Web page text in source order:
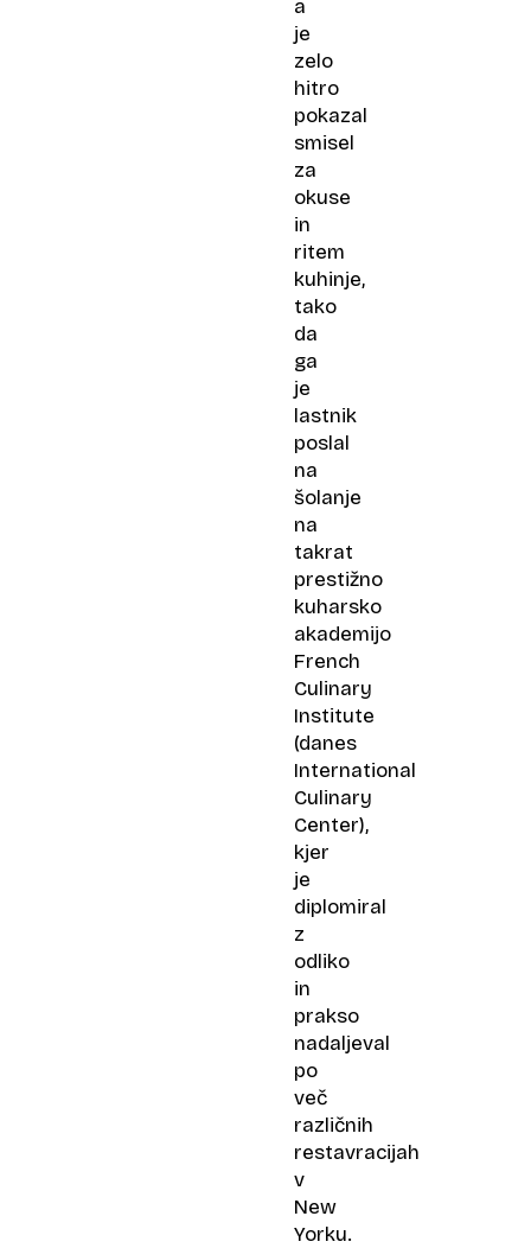
a
je
zelo
hitro
pokazal
smisel
za
okuse
in
ritem
kuhinje,
tako
da
ga
je
lastnik
poslal
na
šolanje
na
takrat
prestižno
kuharsko
akademijo
French
Culinary
Institute
(danes
International
Culinary
Center),
kjer
je
diplomiral
z
odliko
in
prakso
nadaljeval
po
več
različnih
restavracijah
v
New
Yorku.